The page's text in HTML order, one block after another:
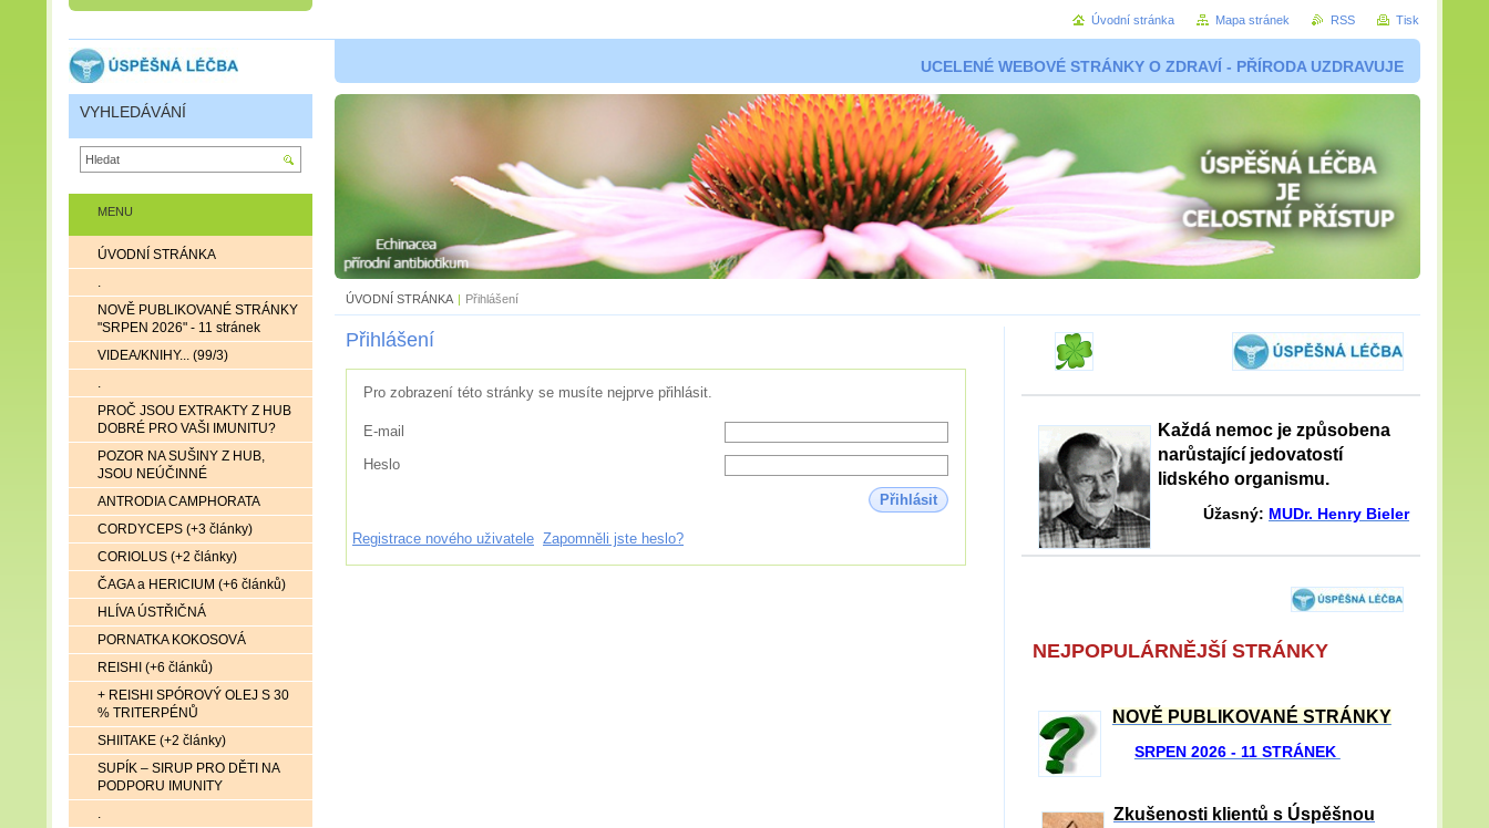
UCELENÉ WEBOVÉ STRÁNKY O ZDRAVÍ - PŘÍRODA UZDRAVUJE
ÚVODNÍ STRÁNKA | Přihlášení
Přihlášení
Pro zobrazení této stránky se musíte nejprve přihlásit.
E-mail
Heslo
Přihlásit
Registrace nového uživatele Zapomněli jste heslo?
Každá nemoc je způsobena
narůstající jedovatostí
lidského organismu.
Úžasný: MUDr. Henry Bieler
NEJPOPULÁRNĚJŠÍ STRÁNKY
NOVĚ PUBLIKOVANÉ STRÁNKY
SRPEN 2026 - 11 STRÁNEK
Zkušenosti klientů s Úspěšnou
MENU
ÚVODNÍ STRÁNKA
.
NOVĚ PUBLIKOVANÉ STRÁNKY
"SRPEN 2026" - 11 stránek
VIDEA/KNIHY... (99/3)
.
PROČ JSOU EXTRAKTY Z HUB
DOBRÉ PRO VAŠI IMUNITU?
POZOR NA SUŠINY Z HUB,
JSOU NEÚČINNÉ
ANTRODIA CAMPHORATA
CORDYCEPS (+3 články)
CORIOLUS (+2 články)
ČAGA a HERICIUM (+6 článků)
HLÍVA ÚSTŘIČNÁ
PORNATKA KOKOSOVÁ
REISHI (+6 článků)
+ REISHI SPÓROVÝ OLEJ S 30
% TRITERPÉNŮ
SHIITAKE (+2 články)
SUPÍK – SIRUP PRO DĚTI NA
PODPORU IMUNITY
.
VYHLEDÁVÁNÍ
Úvodní stránka Mapa stránek RSS Tisk